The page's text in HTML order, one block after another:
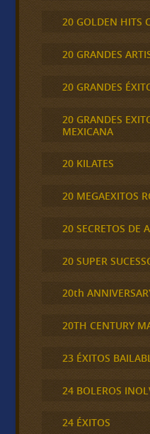
20 GOLDEN HITS
20 GRANDES
20 GRANDES
20 GRANDES
MEXICANA
20 KILATES
20 MEGAEXITOS
20 SECRETOS DE
20 SUPER
20th
20TH CENTURY
23 ÉXITOS
24 BOLEROS
24 ÉXITOS